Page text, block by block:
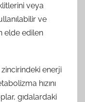
veya
ve
elde edilen
zincirindeki enerji
hızını
gıdalardaki